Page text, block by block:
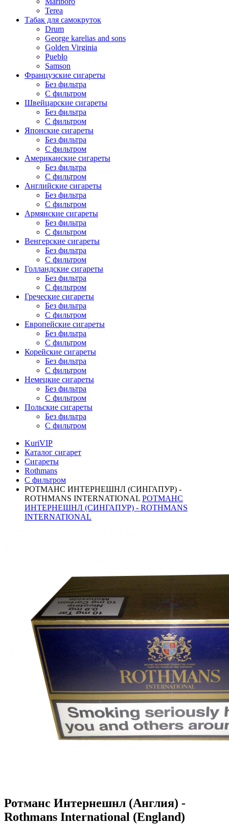
Terea
Табак для самокруток
Drum
George karelias and sons
Golden Virginia
Pueblo
Samson
Французские сигареты
Без фильтра
С фильтром
Швейцарские сигареты
Без фильтра
С фильтром
Японские сигареты
Без фильтра
С фильтром
Американские сигареты
Без фильтра
С фильтром
Английские сигареты
Без фильтра
С фильтром
Армянские сигареты
Без фильтра
С фильтром
Венгерские сигареты
Без фильтра
С фильтром
Голландские сигареты
Без фильтра
С фильтром
Греческие сигареты
Без фильтра
С фильтром
Европейские сигареты
Без фильтра
С фильтром
Корейские сигареты
Без фильтра
С фильтром
Немецкие сигареты
Без фильтра
С фильтром
Польские сигареты
Без фильтра
С фильтром
KuriVIP
Каталог сигарет
Сигареты
Rothmans
С фильтром
РОТМАНС ИНТЕРНЕШНЛ (СИНГАПУР) -
ROTHMANS INTERNATIONAL РОТМАНС
ИНТЕРНЕШНЛ (СИНГАПУР) - ROTHMANS
INTERNATIONAL
Ротманс Интернешнл (Англия) -
Rothmans International (England)